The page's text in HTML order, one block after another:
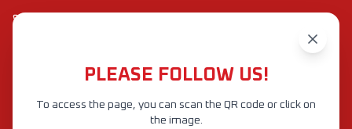
PLEASE FOLLOW US!
To access the page, you can scan the QR code or click on
the image.